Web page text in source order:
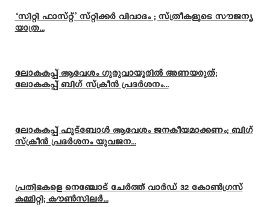
‘സിറ്റി ഫാസ്റ്റ്’ സ്റ്റിക്കർ വിവാദം ; സ്ത്രീകളുടെ സൗജന്യ
യാത്ര...
ലോകകപ്പ് ആവേശം ഗുരുവായൂരിൽ അണയരുത്;
ലോകകപ്പ് ബിഗ് സ്ക്രീൻ പ്രദർശനം...
ലോകകപ്പ് ഫുട്ബോൾ ആവേശം ജനകീയമാക്കണം; ബിഗ്
സ്ക്രീൻ പ്രദർശനം യുവജന...
പ്രതിഭകളെ നെഞ്ചോട് ചേർത്ത് വാർഡ് 32 കോൺഗ്രസ്
കമ്മിറ്റി; കൗൺസിലർ...